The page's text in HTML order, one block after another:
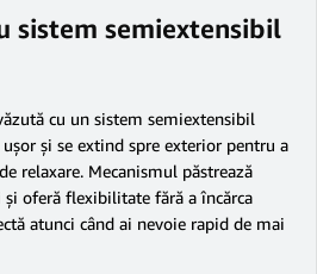
sistem semiextensibil
cu un sistem semiextensibil
și se extind spre exterior pentru a
relaxare. Mecanismul păstrează
oferă flexibilitate fără a încărca
atunci când ai nevoie rapid de mai